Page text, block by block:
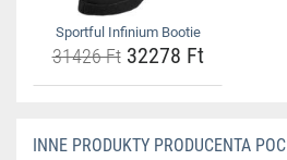
Sportful Infinium Bootie
31426 Ft32278 Ft
INNE PRODUKTY PRODUCENTA POC